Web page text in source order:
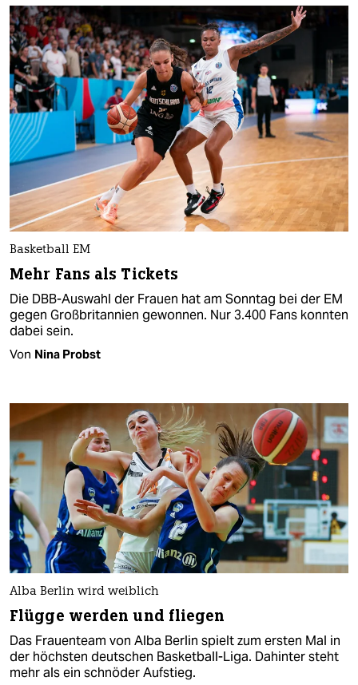
Basketball EM
Mehr Fans als Tickets
Die DBB-Auswahl der Frauen hat am Sonntag bei der EM
gegen Großbritannien gewonnen. Nur 3.400 Fans konnten
dabei sein.
Von Nina Probst
Alba Berlin wird weiblich
Flügge werden und fliegen
Das Frauenteam von Alba Berlin spielt zum ersten Mal in
der höchsten deutschen Basketball-Liga. Dahinter steht
mehr als ein schnöder Aufstieg.